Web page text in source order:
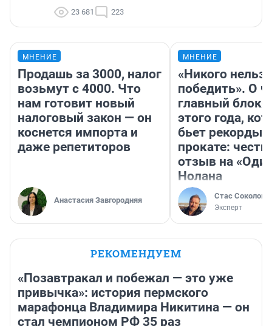
23 681 223
МНЕНИЕ
Продашь за 3000, налог
возьмут с 4000. Что
нам готовит новый
налоговый закон — он
коснется импорта и
даже репетиторов
Анастасия Завгородняя
МНЕНИЕ
«Никого нельзя
победить». О
главный
этого года,
бьет рекорды в
прокате:
отзыв на
Нолана
Стас Соколов
Эксперт
РЕКОМЕНДУЕМ
«Позавтракал и побежал — это уже
привычка»: история пермского
марафонца Владимира Никитина — он
стал чемпионом РФ 35 раз